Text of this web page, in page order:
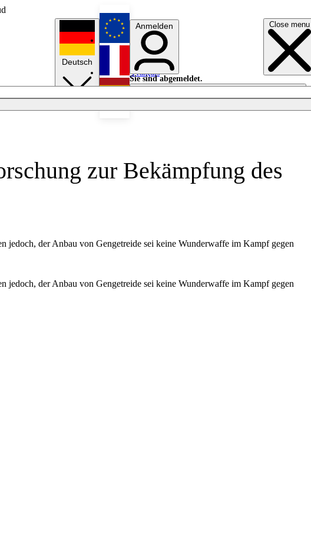
Close menu
Deutsch
English
Français
Anmelden
Sie sind abgemeldet.
Anmelden
Licht aus
zur Bekämpfung des
der Anbau von Gengetreide sei keine Wunderwaffe im Kampf gegen
der Anbau von Gengetreide sei keine Wunderwaffe im Kampf gegen